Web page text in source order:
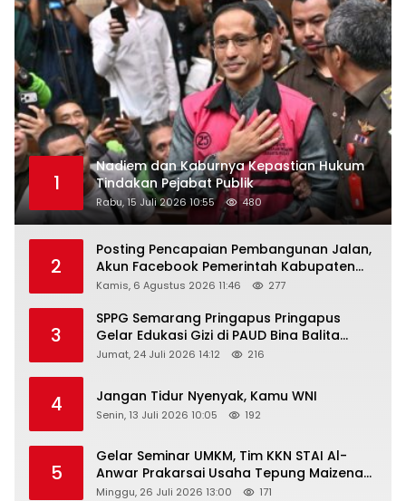
1
Nadiem dan Kaburnya Kepastian Hukum
Tindakan Pejabat Publik
Rabu, 15 Juli 2026 10:55 480
2
Posting Pencapaian Pembangunan Jalan,
Akun Facebook Pemerintah Kabupaten
Rembang “Dirujak” Warganet
Kamis, 6 Agustus 2026 11:46 277
3
SPPG Semarang Pringapus Pringapus
Gelar Edukasi Gizi di PAUD Bina Balita
Peringati Hari Anak Nasional 2026
Jumat, 24 Juli 2026 14:12 216
4 Jangan Tidur Nyenyak, Kamu WNI
Senin, 13 Juli 2026 10:05 192
5
Gelar Seminar UMKM, Tim KKN STAI Al-
Anwar Prakarsai Usaha Tepung Maizena
di Logung
Minggu, 26 Juli 2026 13:00 171